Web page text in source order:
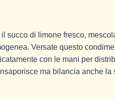
succo di limone fresco,
Versate questo
con le mani per
ma bilancia anche la